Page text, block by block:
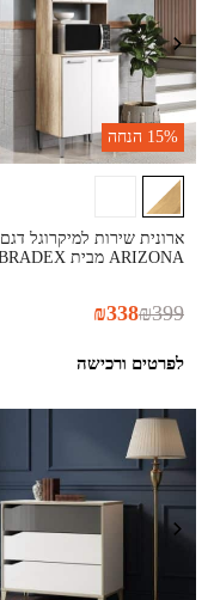
15% הנחה
ארונית שירות למיקרוגל דגם
ARIZONA מבית BRADEX
₪399
₪338
לפרטים ורכישה